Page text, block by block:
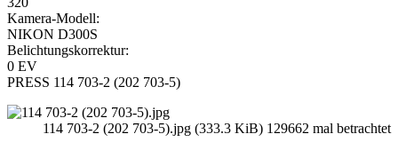
Kamera-Modell:
NIKON D300S
Belichtungskorrektur:
0 EV
PRESS 114 703-2 (202 703-5)
114 703-2 (202 703-5).jpg (333.3 KiB) 129662 mal betrachtet